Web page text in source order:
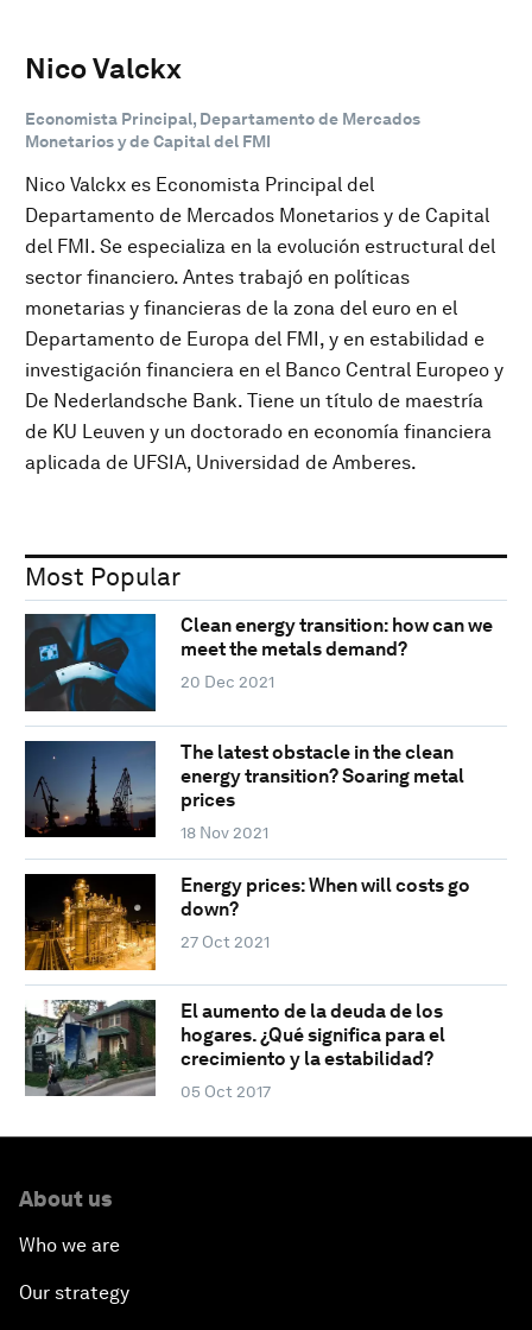
Nico Valckx
Economista Principal, Departamento de Mercados
Monetarios y de Capital del FMI
Nico Valckx es Economista Principal del
Departamento de Mercados Monetarios y de Capital
del FMI. Se especializa en la evolución estructural del
sector financiero. Antes trabajó en políticas
monetarias y financieras de la zona del euro en el
Departamento de Europa del FMI, y en estabilidad e
investigación financiera en el Banco Central Europeo y
De Nederlandsche Bank. Tiene un título de maestría
de KU Leuven y un doctorado en economía financiera
aplicada de UFSIA, Universidad de Amberes.
Most Popular
Clean energy transition: how can we
meet the metals demand?
20 Dec 2021
The latest obstacle in the clean
energy transition? Soaring metal
prices
18 Nov 2021
Energy prices: When will costs go
down?
27 Oct 2021
El aumento de la deuda de los
hogares. ¿Qué significa para el
crecimiento y la estabilidad?
05 Oct 2017
About us
Who we are
Our strategy